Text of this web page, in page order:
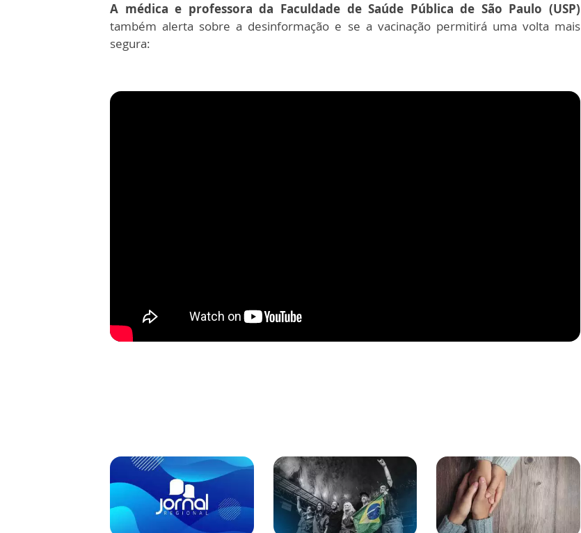
A médica e professora da Faculdade de Saúde Pública de São Paulo (USP)
também alerta sobre a desinformação e se a vacinação permitirá uma volta mais
segura: